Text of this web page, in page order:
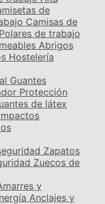
de
Camisas de
Polares de trabajo
Abrigos
Hostelería
Guantes
Protección
de látex
Zapatos
Zuecos de
y
Anclajes y